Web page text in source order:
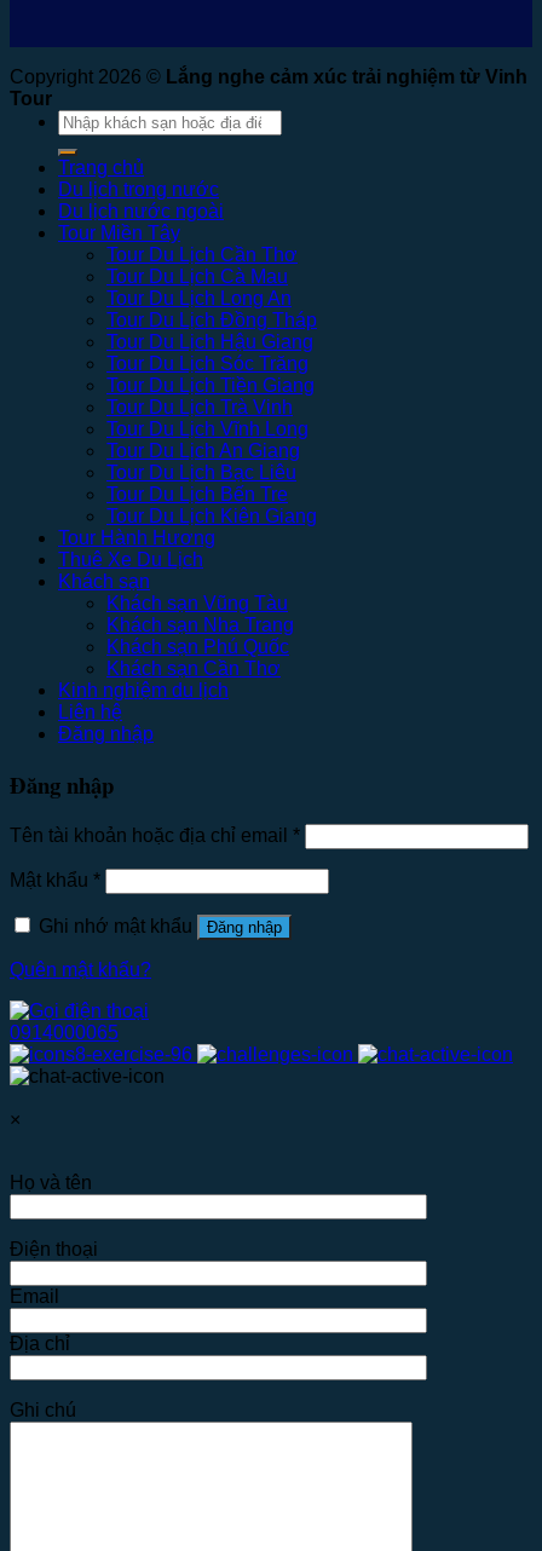
Copyright 2026 © Lắng nghe cảm xúc trải nghiệm từ Vinh
Tour
Tìm
kiếm:
Trang chủ
Du lịch trong nước
Du lịch nước ngoài
Tour Miền Tây
Tour Du Lịch Cần Thơ
Tour Du Lịch Cà Mau
Tour Du Lịch Long An
Tour Du Lịch Đồng Tháp
Tour Du Lịch Hậu Giang
Tour Du Lịch Sóc Trăng
Tour Du Lịch Tiền Giang
Tour Du Lịch Trà Vinh
Tour Du Lịch Vĩnh Long
Tour Du Lịch An Giang
Tour Du Lịch Bạc Liêu
Tour Du Lịch Bến Tre
Tour Du Lịch Kiên Giang
Tour Hành Hương
Thuê Xe Du Lịch
Khách sạn
Khách sạn Vũng Tàu
Khách sạn Nha Trang
Khách sạn Phú Quốc
Khách sạn Cần Thơ
Kinh nghiệm du lịch
Liên hệ
Đăng nhập
Đăng nhập
Tên tài khoản hoặc địa chỉ email *
Mật khẩu *
Ghi nhớ mật khẩu Đăng nhập
Quên mật khẩu?
0914000065
×
Họ và tên
Điện thoại
Email
Địa chỉ
Ghi chú